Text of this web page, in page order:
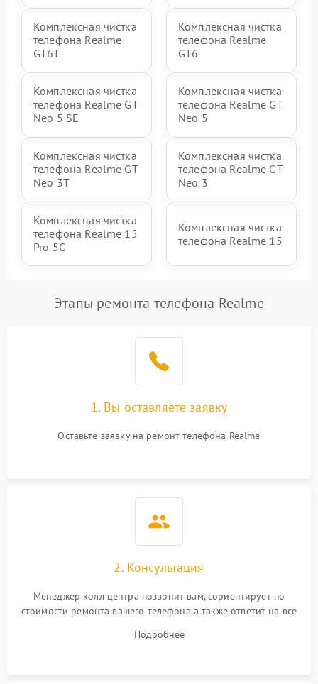
Комплексная чистка
телефона Realme
GT6T
Комплексная чистка
телефона Realme
GT6
Комплексная чистка
телефона Realme GT
Neo 5 SE
Комплексная чистка
телефона Realme GT
Neo 5
Комплексная чистка
телефона Realme GT
Neo 3T
Комплексная чистка
телефона Realme GT
Neo 3
Комплексная чистка
телефона Realme 15
Pro 5G
Комплексная чистка
телефона Realme 15
Этапы ремонта телефона Realme
1. Вы оставляете заявку
Оставьте заявку на ремонт телефона Realme
2. Консультация
Менеджер колл центра позвонит вам, сориентирует по
стоимости ремонта вашего телефона а также ответит на все
Подробнее